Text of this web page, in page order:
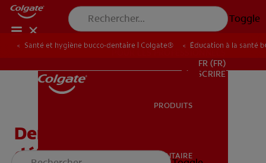
Toggle
POUR LES PROFESSIONNELS
FR (FR)
S’INSCRIRE
PRODUITS
SANTÉ BUCCO-DENTAIRE
Santé et hygiène bucco-dentaire | Colgate® Éducation à la santé
Dents de laits, dents
définitives : combien de